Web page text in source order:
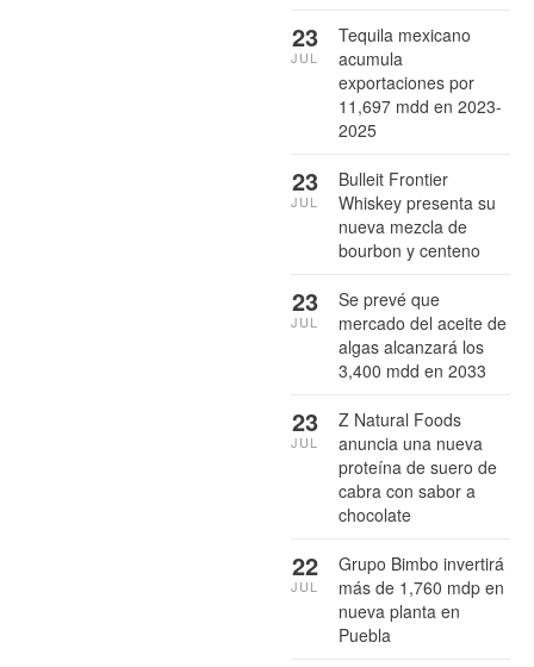
Tequila mexicano
acumula
exportaciones por
11,697 mdd en 2023-
2025
23
JUL
Bulleit Frontier
Whiskey presenta su
nueva mezcla de
bourbon y centeno
23
JUL
Se prevé que
mercado del aceite de
algas alcanzará los
3,400 mdd en 2033
23
JUL
Z Natural Foods
anuncia una nueva
proteína de suero de
cabra con sabor a
chocolate
23
JUL
Grupo Bimbo invertirá
más de 1,760 mdp en
nueva planta en
Puebla
22
JUL